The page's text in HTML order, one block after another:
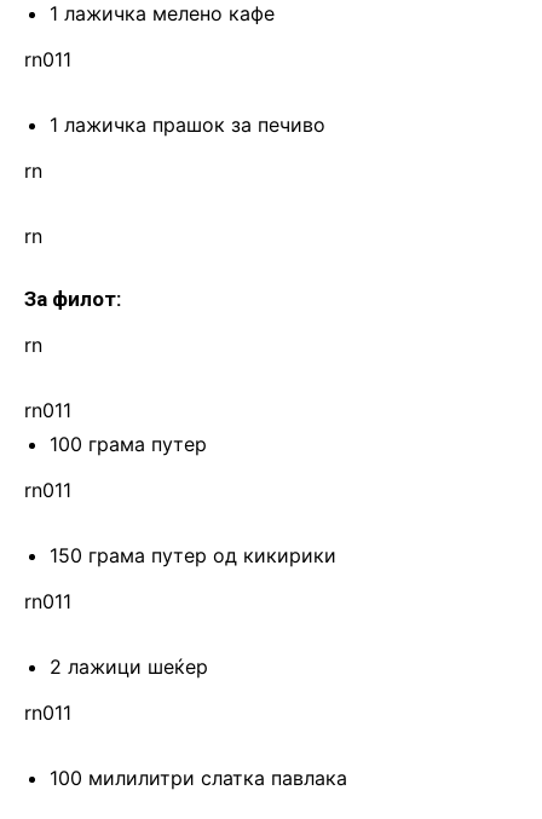
1 лажичка мелено кафе
rn011
1 лажичка прашок за печиво
rn
rn
За филот:
rn
rn011
100 грама путер
rn011
150 грама путер од кикирики
rn011
2 лажици шеќер
rn011
100 милилитри слатка павлака